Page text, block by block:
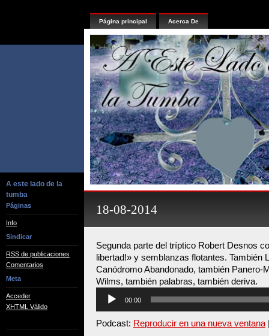
A este lado de la
tumba
Páginas
Info
Sindicar
RSS de publicaciones
Comentarios
Meta
Acceder
XHTML Válido
Página principal Acerca De
18-08-2014
Segunda parte del tríptico Robert Desnos
libertad!» y semblanzas flotantes. También
Canódromo Abandonado, también Panero-
Wilms, también palabras, también deriva.
Reproductor
audio
00:00
Podcast: Reproducir en una nueva ventana